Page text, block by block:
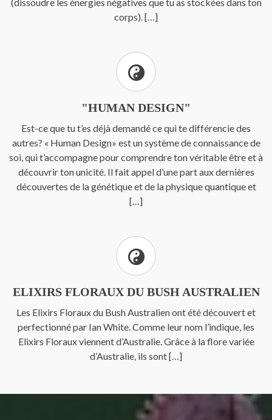
corps). […]
"HUMAN DESIGN"
Est-ce que tu t’es déjà demandé ce qui te différencie des
autres? « Human Design» est un système de connaissance de
soi, qui t’accompagne pour comprendre ton véritable être et à
découvrir ton unicité. Il fait appel d’une part aux dernières
découvertes de la génétique et de la physique quantique et
[…]
ELIXIRS FLORAUX DU BUSH AUSTRALIEN
Les Elixirs Floraux du Bush Australien ont été découvert et
perfectionné par Ian White. Comme leur nom l’indique, les
Elixirs Floraux viennent d’Australie. Grâce à la flore variée
d’Australie, ils sont […]